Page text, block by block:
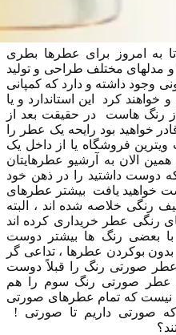
به امروز برای عطرها بطری
مدلهای مختلف طراحی و‌ تولید
وجود داشته و دارد که کمپانی
کرد ‌‌‌‌‌‌ این استاندارد و یا
از رنگ هاست ‌‌‌ در حقیقت بعد از
خواهید بود رایحه یک عطر را
فروشگاه یا از داخل یک
الان به آرشیو عطرهایتان
که دوست داشتید را در ذهن خود
خواهید یافت ‌‌‌‌‌‌ بیشتر عطرهای
یک یا ۲ و شاید نهایتاً ۳ طیف رنگی خلاصه شده اند ، البته
رنگی عطر خریداری کرده اند
با بعضی رنگ ها بیشتر دوست
بو‌کردن عطرها ، تداعی گر
رایحه آنها خواهند بود ‌‌‌‌‌‌ مثلاً اگر ۲ عطر صورتی رنگ را قبلاً دوست
عطر صورتی رنگ سوم را هم
نیست که تمام عطرهای صورتی
صورتی داریم تا صورتی !